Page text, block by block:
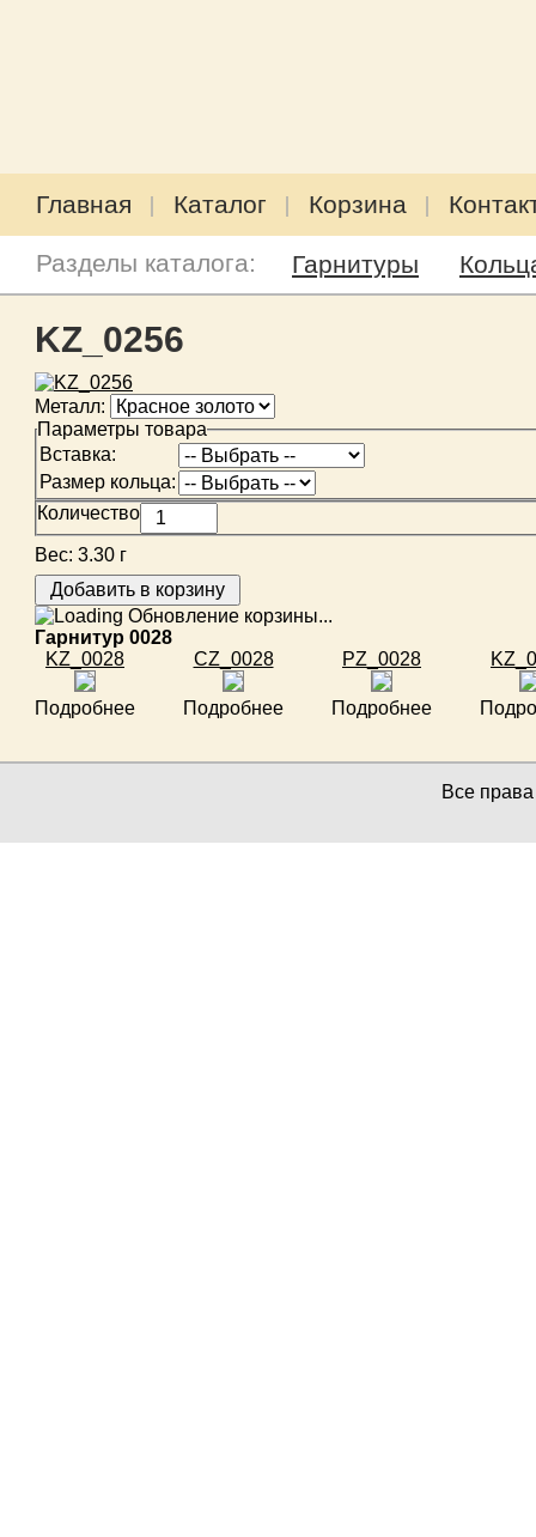
Главная Каталог Корзина
Разделы каталога: Гарнитуры
KZ_0256
Металл:
Параметры товара
Вставка:
Размер кольца:
Количество
Вес: 3.30 г
Обновление корзины...
Гарнитур 0028
KZ_0028
Подробнее
CZ_0028
Подробнее
PZ_0028
Подробнее
Все